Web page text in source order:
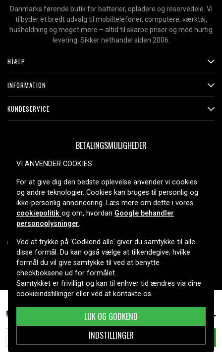
Tomtom Urban Rider Pro, 3.6(3.7V), 2200 mAh 139 kr.
TILFØJ TIL KURV
Danmarks førende butik for batterier, opladere og reservedele. Vi
tilbyder et bredt udvalg til mobiltelefoner, computere, værktøj,
husholdning og meget mere – altid til skarpe priser og med hurtig
levering. Sikker nethandel siden 2006.
HJÆLP
INFORMATION
KUNDESERVICE
BETALINGSMULIGHEDER
LEVERINGSMULIGHEDER
Copyright © 2026, Spares Nordic AB
VI ANVENDER COOKIES
For at give dig den bedste oplevelse anvender vi cookies
og andre teknologier. Cookies kan bruges til personlig og
ikke-personlig annoncering. Læs mere om dette i vores
cookiepolitik og om, hvordan Google behandler
personoplysninger.
Ved at trykke på 'Godkend alle' giver du samtykke til alle
disse formål. Du kan også vælge at tilkendegive, hvilke
formål du vil give samtykke til ved at benytte
checkboksene ud for formålet.
Samtykket er frivilligt og kan til enhver tid ændres via dine
cookieindstillinger eller ved at kontakte os.
INDSTILLINGER
LUK OG GODKEND